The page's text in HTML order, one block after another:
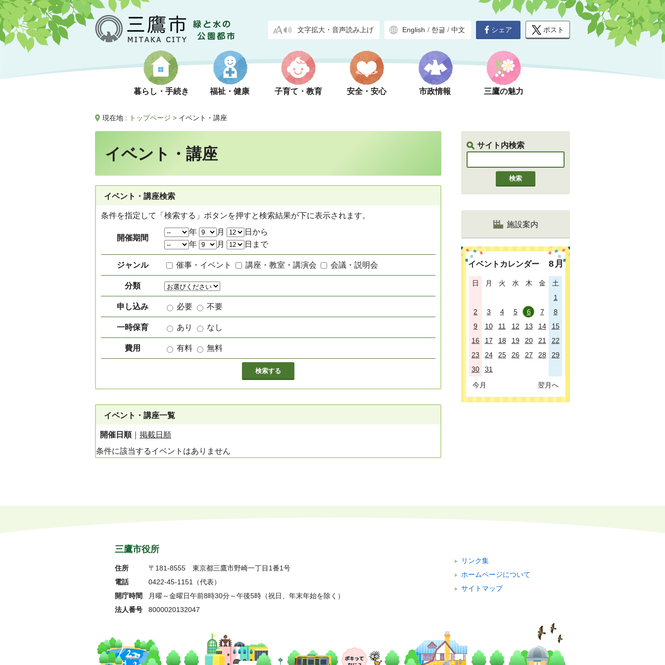
文字拡大・音声読み上げ English / 한글 / 中文
暮らし・手続き 福祉・健康 子育て・教育 安全・安心 市政情報 三鷹の魅力
シェア ポスト
現在地 : トップページ > イベント・講座
サイト内検索
イベント・講座
イベント・講座検索
条件を指定して「検索する」ボタンを押すと検索結果が下に表示されます。
開催期間
年 月
日から
年
月 日まで
ジャンル 催事・イベント 講座・教室・講演会 会議・説明会
分類
申し込み 必要 不要
一時保育 あり なし
費用 有料 無料
イベント・講座一覧
開催日順｜ 掲載日順
条件に該当するイベントはありません
施設案内
イベントカレンダー 8 月
日 月 火 水 木 金
土
1
2
3 4 5 6 7
8
9
10 11 12 13 14
15
16
17 18 19 20 21
22
23
24 25 26 27 28
29
30
31
今月 翌月へ
リンク集
ホームページについて
サイトマップ
三鷹市役所
住所 〒181-8555 東京都三鷹市野崎一丁目1番1号
電話
0422-45-1151 （代表）
開庁時間
月曜～金曜日午前8時30分～午後5時（祝日、年末年始を除く）
法人番号
8000020132047